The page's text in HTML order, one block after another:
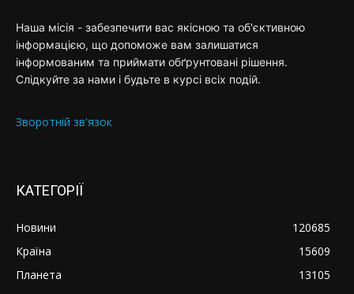
Наша місія - забезпечити вас якісною та об'єктивною
інформацією, що допоможе вам залишатися
інформованим та приймати обґрунтовані рішення.
Слідкуйте за нами і будьте в курсі всіх подій.
Зворотній зв'язок
КАТЕГОРІЇ
Новини
120685
Країна
15609
Планета
13105